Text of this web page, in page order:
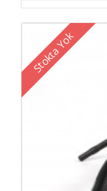
Stokta Yok